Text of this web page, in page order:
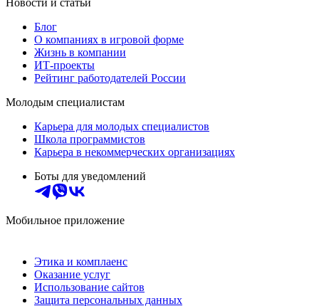
Новости и статьи
Блог
О компаниях в игровой форме
Жизнь в компании
ИТ-проекты
Рейтинг работодателей России
Молодым специалистам
Карьера для молодых специалистов
Школа программистов
Карьера в некоммерческих организациях
Боты для уведомлений
Мобильное приложение
Этика и комплаенс
Оказание услуг
Использование сайтов
Защита персональных данных